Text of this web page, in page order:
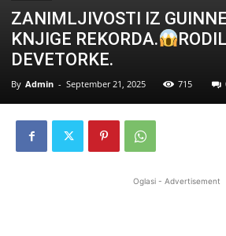
ZANIMLJIVOSTI IZ
KNJIGE REKORDA.
DEVETORKE.
By Admin - September 21, 2025 715
Oglasi - Advertisement